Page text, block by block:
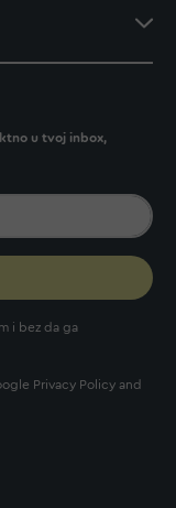
u tvoj inbox,
i bez da ga
Privacy Policy and